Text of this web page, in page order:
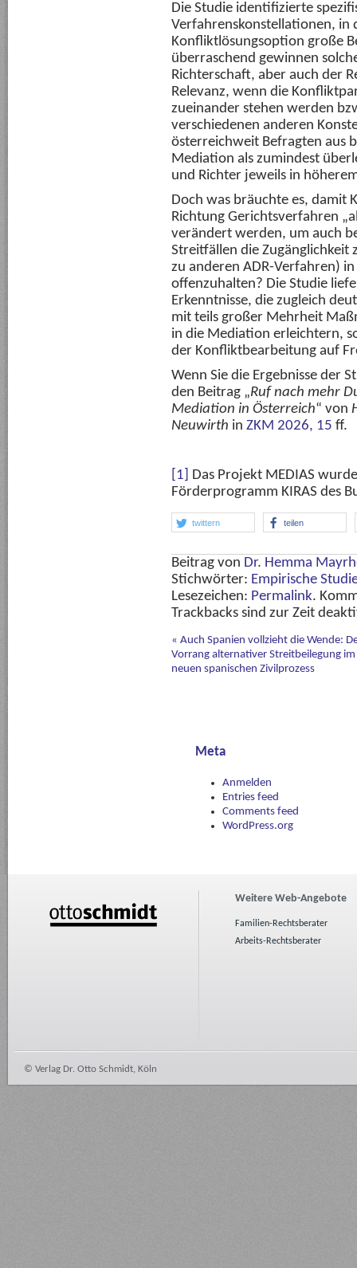
Die Studie identifizierte
Verfahrenskonstellationen, in
Konfliktlösungsoption große
überraschend gewinnen
Richterschaft, aber auch der
Relevanz, wenn die
zueinander stehen werden
verschiedenen anderen
österreichweit Befragten aus
Mediation als zumindest
und Richter jeweils in
Doch was bräuchte es, damit
Richtung Gerichtsverfahren
verändert werden, um auch
Streitfällen die
zu anderen ADR-Verfahren)
offenzuhalten? Die Studie
Erkenntnisse, die zugleich
mit teils großer Mehrheit
in die Mediation erleichtern,
der Konfliktbearbeitung auf
Wenn Sie die Ergebnisse der
den Beitrag „Ruf nach mehr
Mediation in Österreich“ von
Neuwirth in ZKM 2026, 15 ff.
[1]
Das Projekt MEDIAS
Förderprogramm KIRAS des
twittern teilen
Beitrag von Dr. Hemma
Stichwörter: Empirische
Lesezeichen: Permalink.
Trackbacks sind zur Zeit
« Auch Spanien vollzieht die Wende:
Vorrang alternativer Streitbeilegung im
neuen spanischen Zivilprozess
Meta
Anmelden
Entries feed
Comments feed
WordPress.org
Weitere Web-Angebote
Familien-Rechtsberater
Arbeits-Rechtsberater
© Verlag Dr. Otto Schmidt, Köln